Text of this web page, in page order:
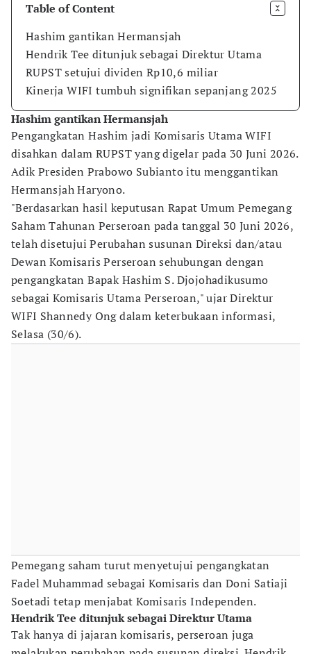
Table of Content
Hashim gantikan Hermansjah
Hendrik Tee ditunjuk sebagai Direktur Utama
RUPST setujui dividen Rp10,6 miliar
Kinerja WIFI tumbuh signifikan sepanjang 2025
Hashim gantikan Hermansjah
Pengangkatan Hashim jadi Komisaris Utama WIFI
disahkan dalam RUPST yang digelar pada 30 Juni 2026.
Adik Presiden Prabowo Subianto itu menggantikan
Hermansjah Haryono.
"Berdasarkan hasil keputusan Rapat Umum Pemegang
Saham Tahunan Perseroan pada tanggal 30 Juni 2026,
telah disetujui Perubahan susunan Direksi dan/atau
Dewan Komisaris Perseroan sehubungan dengan
pengangkatan Bapak Hashim S. Djojohadikusumo
sebagai Komisaris Utama Perseroan," ujar Direktur
WIFI Shannedy Ong dalam keterbukaan informasi,
Selasa (30/6).
Pemegang saham turut menyetujui pengangkatan
Fadel Muhammad sebagai Komisaris dan Doni Satiaji
Soetadi tetap menjabat Komisaris Independen.
Hendrik Tee ditunjuk sebagai Direktur Utama
Tak hanya di jajaran komisaris, perseroan juga